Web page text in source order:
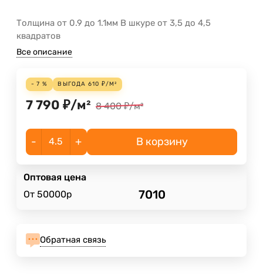
Толщина от 0.9 до 1.1мм В шкуре от 3,5 до 4,5
квадратов
Все описание
- 7 % ВЫГОДА 610 ₽/М²
7 790 ₽/м² 8 400 ₽/м²
- + В корзину
Оптовая цена
От 50000р
7010
Обратная связь